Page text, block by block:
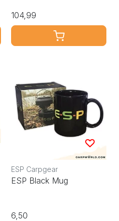
104,99
ESP Carpgear
ESP Black Mug
6,50